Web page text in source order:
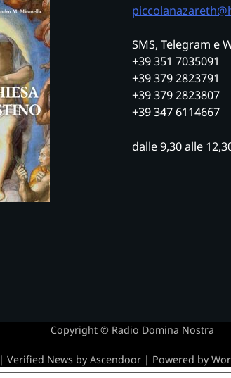
SMS, Telegram e
+39 351 7035091
+39 379 2823791
+39 379 2823807
+39 347 6114667
dalle 9,30 alle
Copyright © Radio Domina Nostra
| Verified News by Ascendoor| Powered by